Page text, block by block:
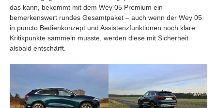
das kann, bekommt mit dem Wey 05 Premium ein
bemerkenswert rundes Gesamtpaket – auch wenn der Wey 05
in puncto Bedienkonzept und Assistenzfunktionen noch klare
Kritikpunkte sammeln musste, werden diese mit Sicherheit
alsbald entschärft.